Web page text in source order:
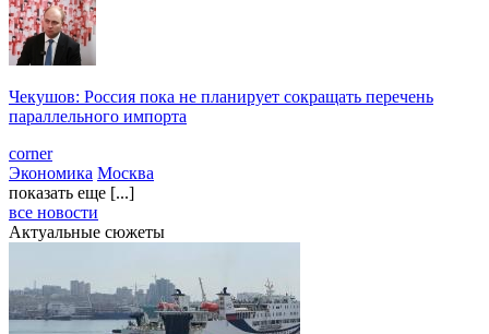
Чекушов: Россия пока не планирует сокращать перечень
параллельного импорта
corner
Экономика Москва
показать еще [...]
все новости
Актуальные сюжеты